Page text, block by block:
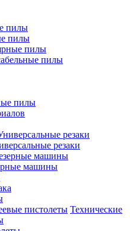
пилы
пилы
пилы
пилы
пилы
резаки
резаки
машины
машины
Технические